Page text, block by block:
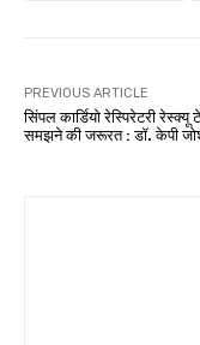
PREVIOUS ARTICLE
सिंपल कार्डियो रेस्पिरेटरी रेस्क्यू
समझने की जरूरत : डॉ. केपी